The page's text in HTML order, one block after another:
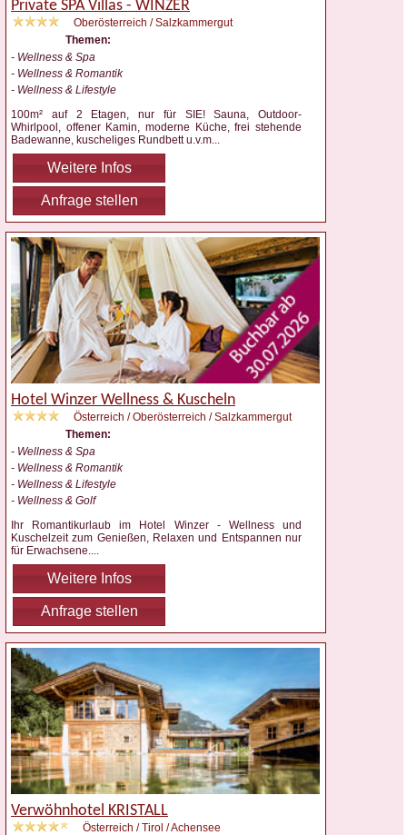
Private SPA Villas - WINZER
Oberösterreich / Salzkammergut
Themen:
- Wellness & Spa
- Wellness & Romantik
- Wellness & Lifestyle
100m² auf 2 Etagen, nur für SIE! Sauna, Outdoor-
Whirlpool, offener Kamin, moderne Küche, frei stehende
Badewanne, kuscheliges Rundbett u.v.m...
Weitere Infos
Anfrage stellen
Hotel Winzer Wellness & Kuscheln
Österreich / Oberösterreich / Salzkammergut
Themen:
- Wellness & Spa
- Wellness & Romantik
- Wellness & Lifestyle
- Wellness & Golf
Ihr Romantikurlaub im Hotel Winzer - Wellness und
Kuschelzeit zum Genießen, Relaxen und Entspannen nur
für Erwachsene....
Weitere Infos
Anfrage stellen
Verwöhnhotel KRISTALL
Österreich / Tirol / Achensee